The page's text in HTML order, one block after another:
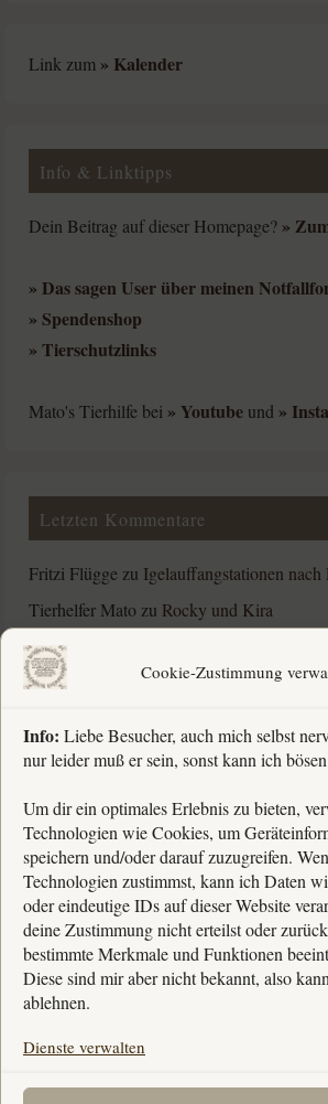
Cookie-Zustimmung
Info: Liebe Besucher, auch mich selbst
nur leider muß er sein, sonst kann ich
Um dir ein optimales Erlebnis zu bieten,
Technologien wie Cookies, um
speichern und/oder darauf zuzugreifen.
Technologien zustimmst, kann ich Daten
oder eindeutige IDs auf dieser Website
deine Zustimmung nicht erteilst oder
bestimmte Merkmale und Funktionen
Diese sind mir aber nicht bekannt, also
ablehnen.
Dienste verwalten
Link zum» Kalender
Info & Linktipps
Dein Beitrag auf dieser Homepage?»
» Das sagen User über meinen
» Spendenshop
» Tierschutzlinks
Mato's Tierhilfe bei» Youtube und»
Letzten Kommentare
Fritzi Flügge zu Igelauffangstationen nach
Tierhelfer Mato zu Rocky und Kira
Barbara Schnubel
Barbara SchnubelzuHumbi und Nazuna
» Impressum
» Kontakt
» Datenschutz
» Cookierichtlinien